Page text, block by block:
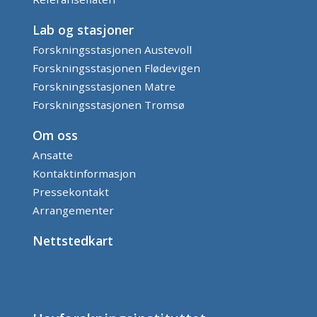
Lab og stasjoner
Forskningsstasjonen Austevoll
Forskningsstasjonen Flødevigen
Forskningsstasjonen Matre
Forskningsstasjonen Tromsø
Om oss
Ansatte
Kontaktinformasjon
Pressekontakt
Arrangementer
Nettstedkart